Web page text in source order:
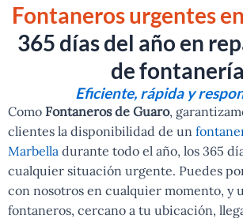
Fontaneros urgentes
365 días del año en
de fontanería
Eficiente, rápida y
Como Fontaneros de Guaro,
clientes la disponibilidad de un
Marbella durante todo el año, los 365
cualquier situación urgente. Puedes
con nosotros en cualquier momento, y
fontaneros, cercano a tu ubicación,